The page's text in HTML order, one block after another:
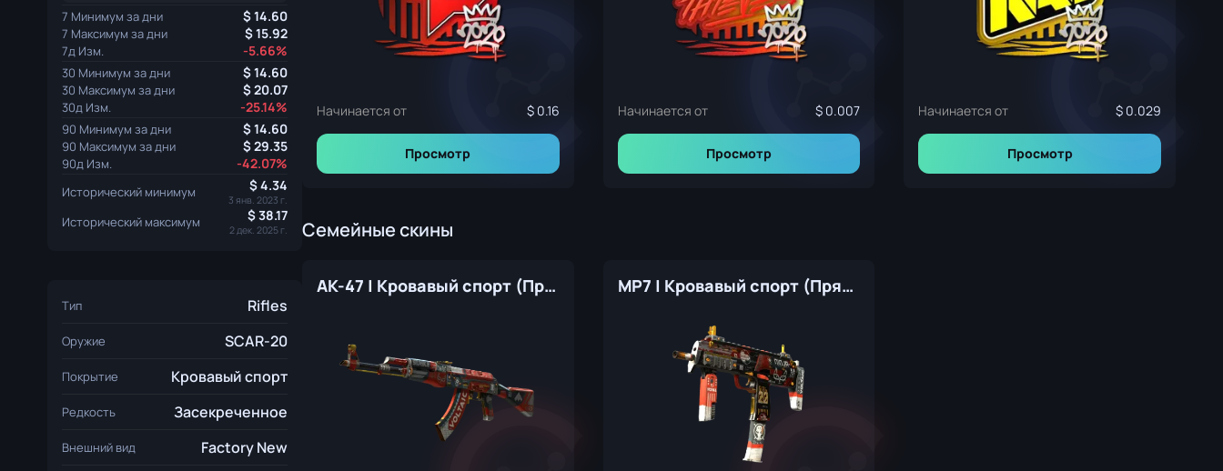
7 Минимум за дни 14.60
7 Максимум за дни 15.92
7д Изм. -5.66%
30 Минимум за дни 14.60
30 Максимум за дни 20.07
30д Изм. -25.14%
90 Минимум за дни 14.60
90 Максимум за дни 29.35
90д Изм. -42.07%
Исторический минимум 4.34
3 янв. 2023 г.
Исторический максимум 38.17
2 дек. 2025 г.
Тип Rifles
Оружие SCAR-20
Покрытие Кровавый спорт
Редкость Засекреченное
Внешний вид Factory New
Начинается от 0.16
Просмотр
Начинается от 0.007
Просмотр
Начинается от 0.029
Просмотр
Семейные скины
AK-47 | Кровавый спорт (Прямо с завода) MP7 | Кровавый спорт (Прямо с завода)